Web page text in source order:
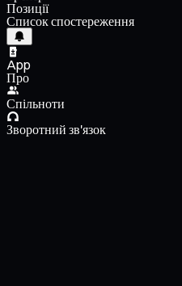
Позиції
Список спостереження
App
Про
Спільноти
Зворотний зв'язок